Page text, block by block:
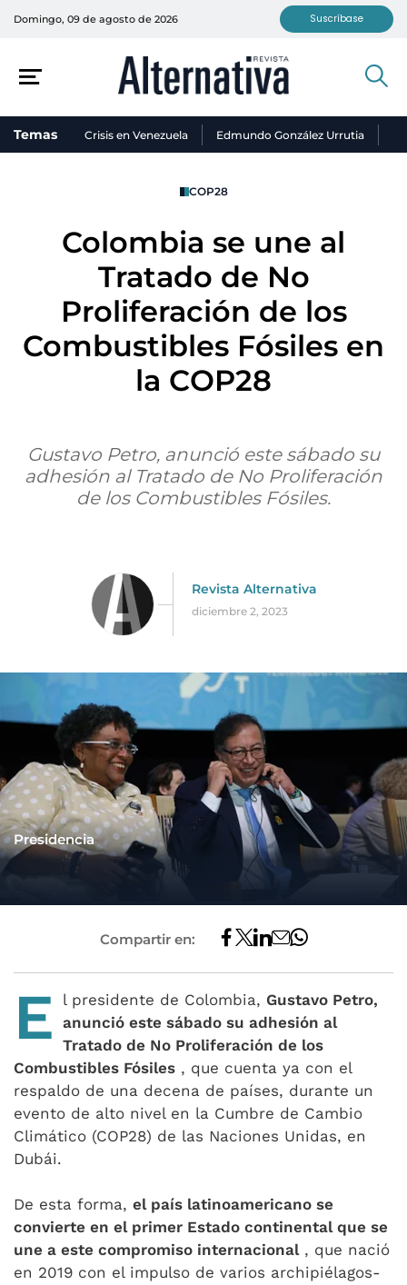
Domingo, 09 de agosto de 2026 Suscríbase
Temas Crisis en Venezuela Edmundo González Urrutia
COP28
Colombia se une al
Tratado de No
Proliferación de los
Combustibles Fósiles en
la COP28
Gustavo Petro, anunció este sábado su
adhesión al Tratado de No Proliferación
de los Combustibles Fósiles.
Revista Alternativa
diciembre 2, 2023
Presidencia
Compartir en:
E l presidente de Colombia, Gustavo Petro,
anunció este sábado su adhesión al
Tratado de No Proliferación de los
Combustibles Fósiles , que cuenta ya con el
respaldo de una decena de países, durante un
evento de alto nivel en la Cumbre de Cambio
Climático (COP28) de las Naciones Unidas, en
Dubái.
De esta forma, el país latinoamericano se
convierte en el primer Estado continental que se
une a este compromiso internacional, que nació
en 2019 con el impulso de varios archipiélagos-